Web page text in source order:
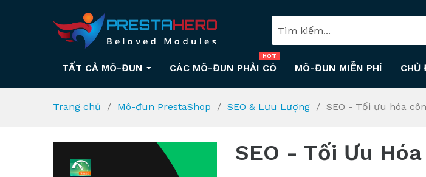
TẤT CẢ MÔ-ĐUN CÁC MÔ-ĐUN PHẢI CÓ
HOT
MÔ-ĐUN MIỄN PHÍ CHỦ
Trang chủ Mô-đun PrestaShop SEO & Lưu Lượng SEO - Tối ưu hóa
SEO - Tối Ưu